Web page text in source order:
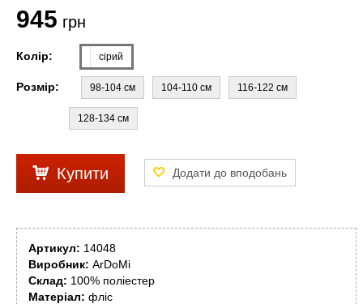
945 грн
Колір: сірий
Розмір: 98-104 см 104-110 см 116-122 см
128-134 см
Купити
Артикул: 14048
Виробник: ArDoMi
Склад: 100% поліестер
Матеріал: фліс